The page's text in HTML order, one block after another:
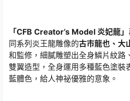
「CFB Creator’s Model 炎妃龍」
同系列炎王龍雕像的古市龍也、大
和監修，細膩雕塑出全身鱗片紋路
雙翼造型，全身運用多種藍色塗裝
藍體色，給人神祕優雅的意象。